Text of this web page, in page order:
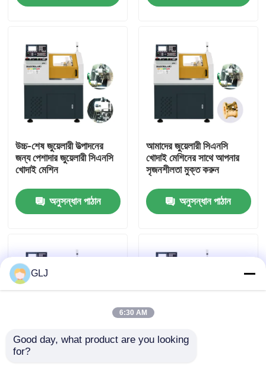
ভিআর শো
আমাদের সম্পর্কে
কারখানা পরিদর্শন
আমাদের সাথে যোগাযোগ করুন
মামলা
উচ্চ-শেষ জুয়েলারী উত্পাদনের
জন্য পেশাদার জুয়েলারী সিএনসি
খোদাই মেশিন
অনুসন্ধান পাঠান
আমাদের জুয়েলারী সিএনসি
খোদাই মেশিনের সাথে আপনার
সৃজনশীলতা মুক্ত করুন
অনুসন্ধান পাঠান
জল শীতল সঙ্গে ধাতু জুয়েলারী
GLJ
6:30 AM
Good day, what product are you looking
for?